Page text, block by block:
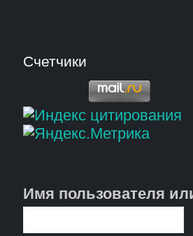
Счетчики
Имя пользователя